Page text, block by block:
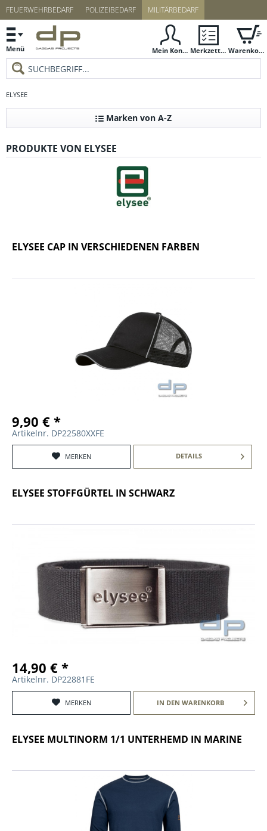
FEUERWEHRBEDARF POLIZEIBEDARF MILITÄRBEDARF
Menü Mein Konto Merkzettel Warenkorb
ELYSEE
Marken von A-Z
PRODUKTE VON ELYSEE
ELYSEE CAP IN VERSCHIEDENEN FARBEN
9,90 € *
Artikelnr. DP22580XXFE
MERKEN DETAILS
ELYSEE STOFFGÜRTEL IN SCHWARZ
14,90 € *
Artikelnr. DP22881FE
MERKEN IN DEN WARENKORB
ELYSEE MULTINORM 1/1 UNTERHEMD IN MARINE